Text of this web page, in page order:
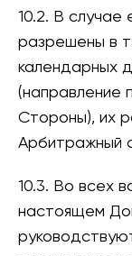
10.2. В случае
разрешены в
календарных
(направление
Стороны), их
Арбитражный
10.3. Во всех
настоящем